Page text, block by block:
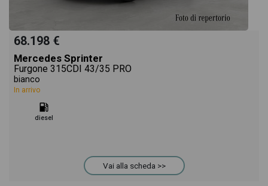
68.198 €
Mercedes Sprinter
Furgone 315CDI 43/35 PRO
bianco
In arrivo
diesel
Vai alla scheda >>